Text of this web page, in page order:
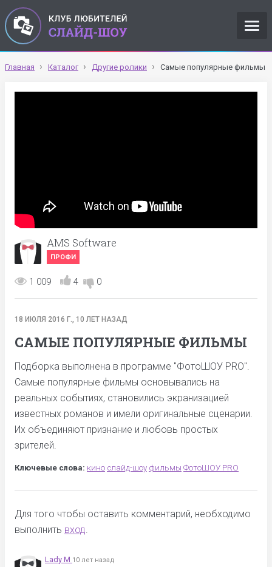
Главная Каталог Другие ролики Самые популярные фильмы
AMS Software
ПРОФИ
1 009 4 0
18 ИЮЛЯ 2016 Г., 10 ЛЕТ НАЗАД
САМЫЕ ПОПУЛЯРНЫЕ ФИЛЬМЫ
Подборка выполнена в программе "ФотоШОУ PRO".
Самые популярные фильмы основывались на
реальных событиях, становились экранизацией
известных романов и имели оригинальные сценарии.
Их объединяют признание и любовь простых
зрителей.
Ключевые слова: кино слайд-шоу фильмы ФотоШОУ PRO
Для того чтобы оставить комментарий, необходимо
выполнить вход.
Lady M 10 лет назад